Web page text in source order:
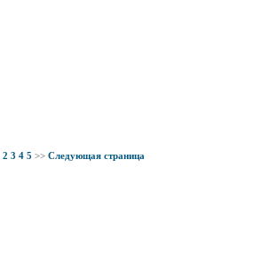
2 3 4 5 >> Следующая страница